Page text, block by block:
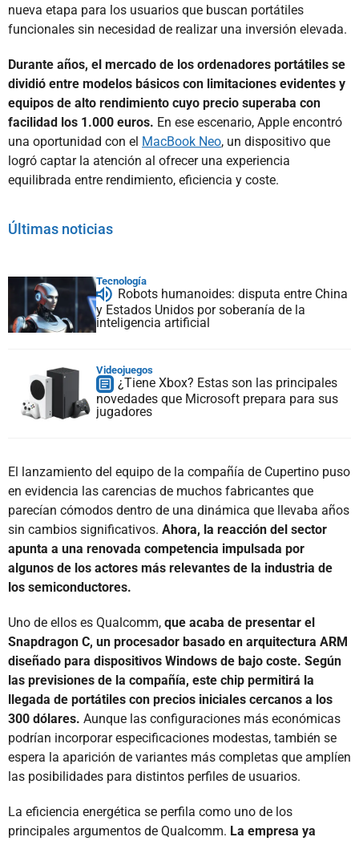
nueva etapa para los usuarios que buscan portátiles
funcionales sin necesidad de realizar una inversión elevada.
Durante años, el mercado de los ordenadores portátiles se
dividió entre modelos básicos con limitaciones evidentes y
equipos de alto rendimiento cuyo precio superaba con
facilidad los 1.000 euros. En ese escenario, Apple encontró
una oportunidad con el MacBook Neo, un dispositivo que
logró captar la atención al ofrecer una experiencia
equilibrada entre rendimiento, eficiencia y coste.
Últimas noticias
Tecnología
Robots humanoides: disputa entre China
y Estados Unidos por soberanía de la
inteligencia artificial
Videojuegos
¿Tiene Xbox? Estas son las principales
novedades que Microsoft prepara para sus
jugadores
El lanzamiento del equipo de la compañía de Cupertino puso
en evidencia las carencias de muchos fabricantes que
parecían cómodos dentro de una dinámica que llevaba años
sin cambios significativos. Ahora, la reacción del sector
apunta a una renovada competencia impulsada por
algunos de los actores más relevantes de la industria de
los semiconductores.
Uno de ellos es Qualcomm, que acaba de presentar el
Snapdragon C, un procesador basado en arquitectura ARM
diseñado para dispositivos Windows de bajo coste. Según
las previsiones de la compañía, este chip permitirá la
llegada de portátiles con precios iniciales cercanos a los
300 dólares. Aunque las configuraciones más económicas
podrían incorporar especificaciones modestas, también se
espera la aparición de variantes más completas que amplíen
las posibilidades para distintos perfiles de usuarios.
La eficiencia energética se perfila como uno de los
principales argumentos de Qualcomm. La empresa ya